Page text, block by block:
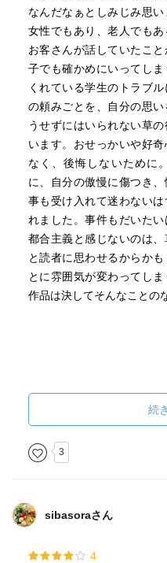
なんだなぁとしみじみ思
女性でもあり、老人でもあ
お客さんが話していたこ
子でも確かめにいってし
くれている学生のトラブ
の頼みごとを、自分の思
うせずにはいられない草
います。おせっかいや好
なく、後悔しないために
に、自分の傲慢に傷つき
事も受け入れて迷わない
れました。事件もだいた
都合主義と感じないのは
と読者に思わせるからか
とに雰囲気が変わってし
作品は決してそんなことの
続
3
sibasoraさん
4